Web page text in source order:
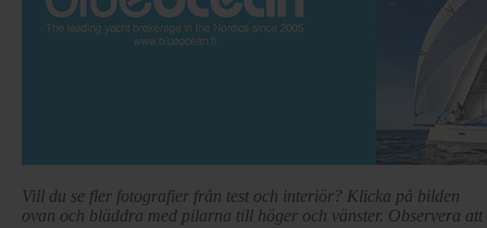
Vill du se fler fotografier från test och interiör? Klicka på bilden
ovan och bläddra med pilarna till höger och vänster. Observera att